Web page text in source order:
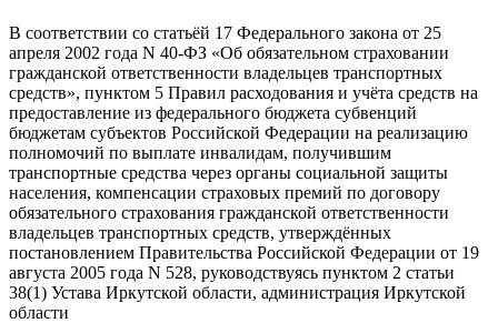
В соответствии со статьёй 17 Федерального закона от 25
апреля 2002 года N 40-ФЗ «Об обязательном страховании
гражданской ответственности владельцев транспортных
средств», пунктом 5 Правил расходования и учёта средств на
предоставление из федерального бюджета субвенций
бюджетам субъектов Российской Федерации на реализацию
полномочий по выплате инвалидам, получившим
транспортные средства через органы социальной защиты
населения, компенсации страховых премий по договору
обязательного страхования гражданской ответственности
владельцев транспортных средств, утверждённых
постановлением Правительства Российской Федерации от 19
августа 2005 года N 528, руководствуясь пунктом 2 статьи
38(1) Устава Иркутской области, администрация Иркутской
области